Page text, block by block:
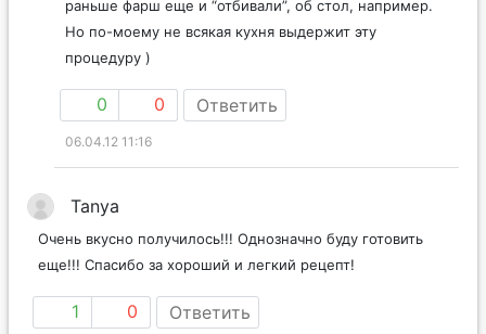
раньше фарш еще и “отбивали”, об стол, например.
Но по-моему не всякая кухня выдержит эту
процедуру )
0 0 Ответить
06.04.12 11:16
Tanya
Очень вкусно получилось!!! Однозначно буду готовить
еще!!! Спасибо за хороший и легкий рецепт!
1 0 Ответить